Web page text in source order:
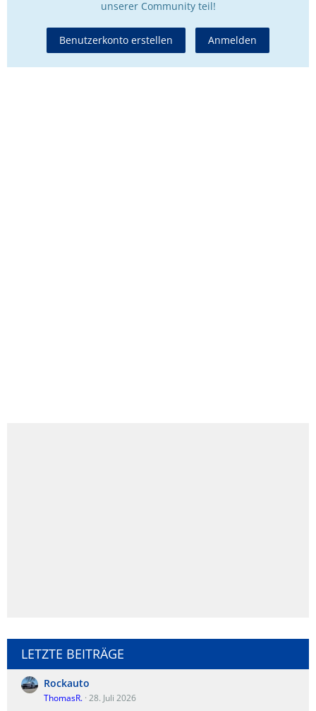
unserer Community teil!
Benutzerkonto erstellen Anmelden
LETZTE BEITRÄGE
Rockauto
ThomasR. 28. Juli 2026